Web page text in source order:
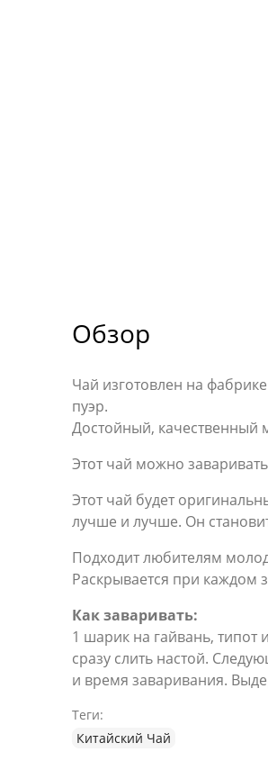
Обзор
Чай изготовлен на
пуэр.
Достойный,
Этот чай можно
Этот чай будет
лучше и лучше. Он
Подходит любителям
Раскрывается при каждом
Как заваривать:
1 шарик на гайвань, типот
сразу слить настой.
и время заваривания.
Теги:
Китайский Чай